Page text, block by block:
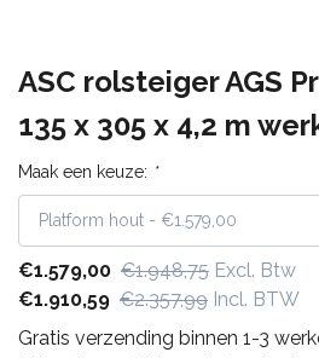
ASC rolsteiger AGS
135 x 305 x 4,2 m
Maak een keuze: *
€1.579,00 €1.948,75 Excl. Btw
€1.910,59 €2.357,99 Incl. BTW
Gratis verzending binnen 1-3